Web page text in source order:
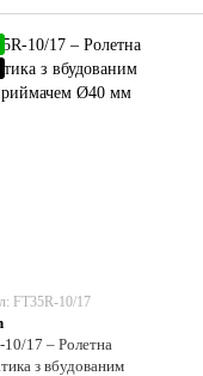
FT35R-10/17
10/17 – Ролетна
з вбудованим